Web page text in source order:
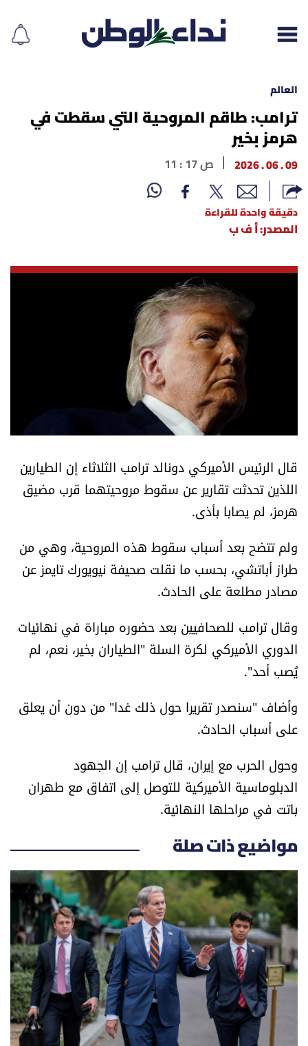
إقرأ الجريدة
لبنان
الغلاف
خاص الموقع
كتّابنا
تحت المجهر
آراء
اقتصاد
العالم
الصحافة الإسرائيلية
ثقافة وفنون
اقرأ تضحك
سجالات
صحّة وصحن
الرياضة
منوّعات
حظّك اليوم
العالم
ترامب: طاقم المروحية التي سقطت في
هرمز بخير
09 . 06 . 2026 11 : 17 ص
دقيقة واحدة للقراءة
المصدر: أ ف ب
قال الرئيس الأميركي دونالد ترامب الثلاثاء إن الطيارين
اللذين تحدثت تقارير عن سقوط مروحيتهما قرب مضيق
هرمز، لم يصابا بأذى.
ولم تتضح بعد أسباب سقوط هذه المروحية، وهي من
طراز أباتشي، بحسب ما نقلت صحيفة نيويورك تايمز عن
مصادر مطلعة على الحادث.
وقال ترامب للصحافيين بعد حضوره مباراة في نهائيات
الدوري الأميركي لكرة السلة "الطياران بخير، نعم، لم
يُصب أحد".
وأضاف "سنصدر تقريرا حول ذلك غدا" من دون أن يعلق
على أسباب الحادث.
وحول الحرب مع إيران، قال ترامب إن الجهود
الدبلوماسية الأميركية للتوصل إلى اتفاق مع طهران
باتت في مراحلها النهائية.
مواضيع ذات صلة